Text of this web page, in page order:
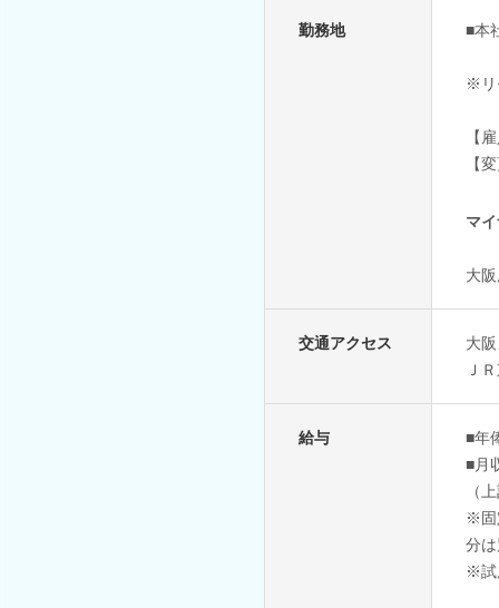
勤務地 ■本
※リ
【
【
マ
大
交通アクセス
大
Ｊ
給与
■年
■月
（
※固
分
※試